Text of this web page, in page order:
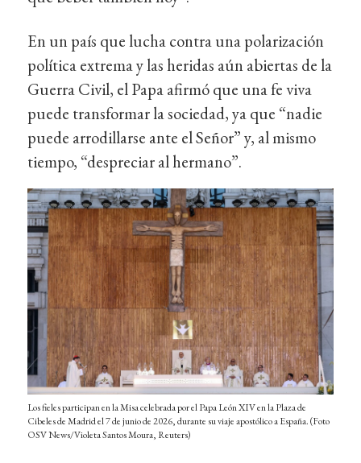
En un país que lucha contra una polarización
política extrema y las heridas aún abiertas de la
Guerra Civil, el Papa afirmó que una fe viva
puede transformar la sociedad, ya que “nadie
puede arrodillarse ante el Señor” y, al mismo
tiempo, “despreciar al hermano”.
Los fieles participan en la Misa celebrada por el Papa León XIV en la Plaza de
Cibeles de Madrid el 7 de junio de 2026, durante su viaje apostólico a España. (Foto
OSV News/Violeta Santos Moura, Reuters)